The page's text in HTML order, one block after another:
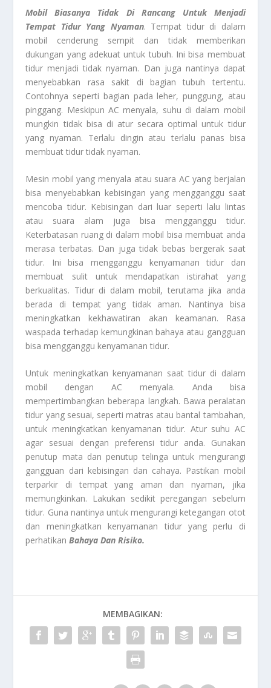
Mobil Biasanya Tidak Di Rancang Untuk Menjadi
Tempat Tidur Yang Nyaman. Tempat tidur di dalam
mobil cenderung sempit dan tidak memberikan
dukungan yang adekuat untuk tubuh. Ini bisa membuat
tidur menjadi tidak nyaman. Dan juga nantinya dapat
menyebabkan rasa sakit di bagian tubuh tertentu.
Contohnya seperti bagian pada leher, punggung, atau
pinggang. Meskipun AC menyala, suhu di dalam mobil
mungkin tidak bisa di atur secara optimal untuk tidur
yang nyaman. Terlalu dingin atau terlalu panas bisa
membuat tidur tidak nyaman.
Mesin mobil yang menyala atau suara AC yang berjalan
bisa menyebabkan kebisingan yang mengganggu saat
mencoba tidur. Kebisingan dari luar seperti lalu lintas
atau suara alam juga bisa mengganggu tidur.
Keterbatasan ruang di dalam mobil bisa membuat anda
merasa terbatas. Dan juga tidak bebas bergerak saat
tidur. Ini bisa mengganggu kenyamanan tidur dan
membuat sulit untuk mendapatkan istirahat yang
berkualitas. Tidur di dalam mobil, terutama jika anda
berada di tempat yang tidak aman. Nantinya bisa
meningkatkan kekhawatiran akan keamanan. Rasa
waspada terhadap kemungkinan bahaya atau gangguan
bisa mengganggu kenyamanan tidur.
Untuk meningkatkan kenyamanan saat tidur di dalam
mobil dengan AC menyala. Anda bisa
mempertimbangkan beberapa langkah. Bawa peralatan
tidur yang sesuai, seperti matras atau bantal tambahan,
untuk meningkatkan kenyamanan tidur. Atur suhu AC
agar sesuai dengan preferensi tidur anda. Gunakan
penutup mata dan penutup telinga untuk mengurangi
gangguan dari kebisingan dan cahaya. Pastikan mobil
terparkir di tempat yang aman dan nyaman, jika
memungkinkan. Lakukan sedikit peregangan sebelum
tidur. Guna nantinya untuk mengurangi ketegangan otot
dan meningkatkan kenyamanan tidur yang perlu di
perhatikanBahaya Dan Risiko.
MEMBAGIKAN: